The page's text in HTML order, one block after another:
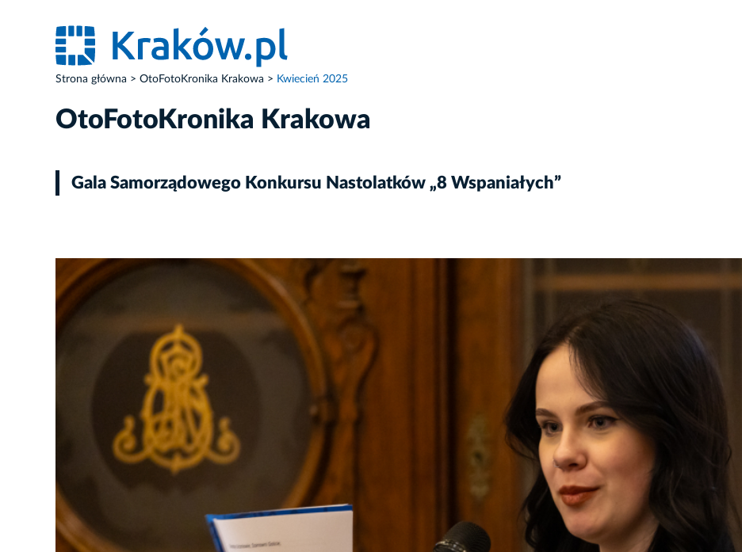
Strona główna OtoFotoKronika Krakowa Kwiecień 2025
OtoFotoKronika Krakowa
Gala Samorządowego Konkursu Nastolatków „8 Wspaniałych”